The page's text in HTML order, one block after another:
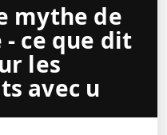
mythe de
- ce que dit
les
avec u